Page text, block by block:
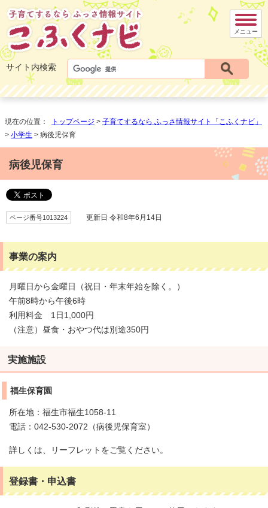
サイト内検索
メニュー
現在の位置： トップページ > 子育てするなら ふっさ情報サイト「こふくナビ」
> 小学生 > 病後児保育
病後児保育
ページ番号1013224 更新日 令和8年6月14日
事業の案内
月曜日から金曜日（祝日・年末年始を除く。）
午前8時から午後6時
利用料金 1日1,000円
（注意）昼食・おやつ代は別途350円
実施施設
福生保育園
所在地：福生市福生1058-11
電話：042-530-2072（病後児保育室）
詳しくは、リーフレットをご覧ください。
登録書・申込書